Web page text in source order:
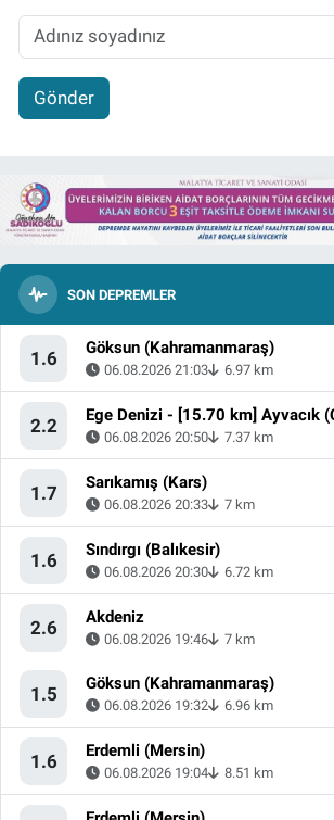
Gönder
SON DEPREMLER
1.6 Göksun (Kahramanmaraş)
06.08.2026 21:03 6.97 km
2.2 Ege Denizi - [15.70 km] Ayvacık
06.08.2026 20:50 7.37 km
1.7 Sarıkamış (Kars)
06.08.2026 20:33 7 km
1.6 Sındırgı (Balıkesir)
06.08.2026 20:30 6.72 km
2.6 Akdeniz
06.08.2026 19:46 7 km
1.5 Göksun (Kahramanmaraş)
06.08.2026 19:32 6.96 km
1.6 Erdemli (Mersin)
06.08.2026 19:04 8.51 km